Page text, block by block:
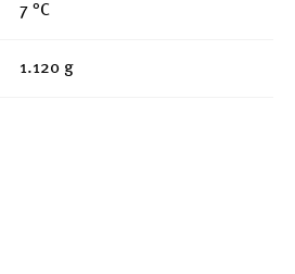
7 °C
1.120 g